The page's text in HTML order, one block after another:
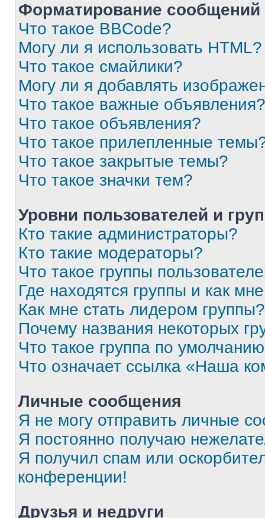
Форматирование
Что такое BBCode?
Могу ли я использовать HTML?
Что такое смайлики?
Могу ли я добавлять
Что такое важные объявления?
Что такое объявления?
Что такое прилепленные
Что такое закрытые темы?
Что такое значки тем?
Уровни пользователей и
Кто такие администраторы?
Кто такие модераторы?
Что такое группы
Где находятся группы и как
Как мне стать лидером группы?
Почему названия некоторых
Что такое группа по
Что означает ссылка «Наша
Личные сообщения
Я не могу отправить личные
Я постоянно получаю
Я получил спам или
конференции!
Друзья и недруги